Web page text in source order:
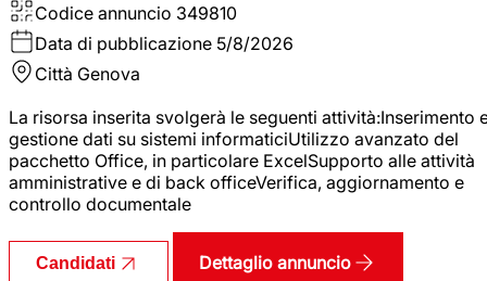
Codice annuncio 349810
Data di pubblicazione 5/8/2026
Città Genova
La risorsa inserita svolgerà le seguenti attività:Inserimento
gestione dati su sistemi informaticiUtilizzo avanzato del
pacchetto Office, in particolare ExcelSupporto alle attività
amministrative e di back officeVerifica, aggiornamento e
controllo documentale
Candidati Dettaglio annuncio